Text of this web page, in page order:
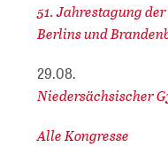
51. Jahrestagung
Berlins und
29.08.
Niedersächsischer
Alle Kongresse